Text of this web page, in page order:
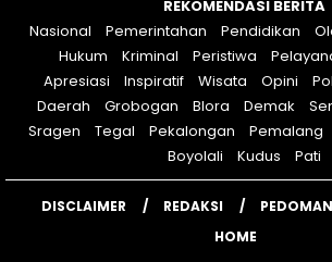
REKOMENDASI BERITA
Nasional
Pemerintahan Pendidikan
Hukum
Kriminal Peristiwa
Apresiasi
Inspiratif Wisata Opini
Daerah
Grobogan Blora Demak
Sragen
Tegal Pekalongan Pemalang
Boyolali
Kudus Pati
DISCLAIMER REDAKSI
HOME